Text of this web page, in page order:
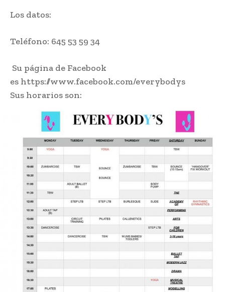
Los datos:
Teléfono: 645 53 59 34
Su página de Facebook
es https://www.facebook.com/everybodys
Sus horarios son: